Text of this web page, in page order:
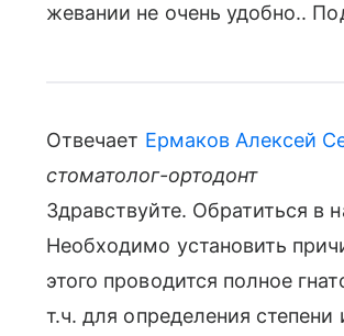
жевании не очень удобно..
Отвечает Ермаков Алексей
стоматолог-ортодонт
Здравствуйте. Обратиться в
Необходимо установить
этого проводится полное
т.ч. для определения